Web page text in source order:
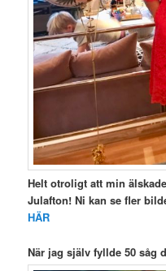
Helt otroligt att min
Julafton! Ni kan se fler
HÄR
När jag själv fyllde 50 såg